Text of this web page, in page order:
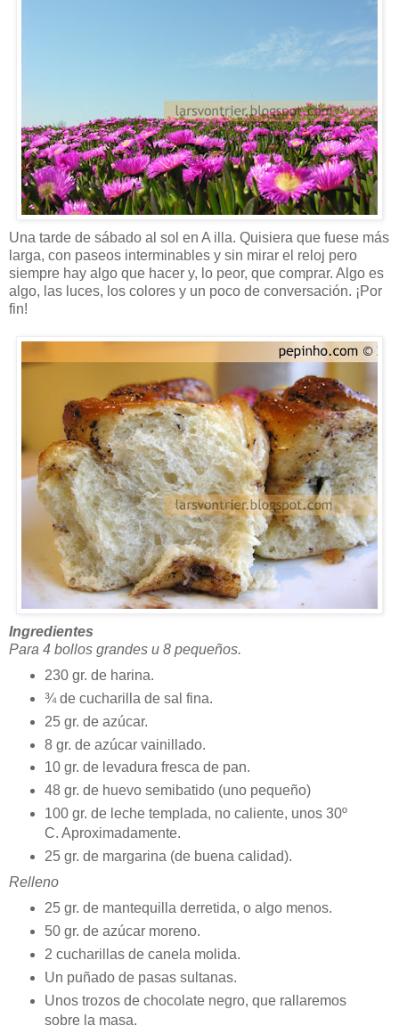
Una tarde de sábado al sol en A illa. Quisiera que fuese más
larga, con paseos interminables y sin mirar el reloj pero
siempre hay algo que hacer y, lo peor, que comprar. Algo es
algo, las luces, los colores y un poco de conversación. ¡Por
fin!
Ingredientes
Para 4 bollos grandes u 8 pequeños.
230 gr. de harina.
¾ de cucharilla de sal fina.
25 gr. de azúcar.
8 gr. de azúcar vainillado.
10 gr. de levadura fresca de pan.
48 gr. de huevo semibatido (uno pequeño)
100 gr. de leche templada, no caliente, unos 30º
C. Aproximadamente.
25 gr. de margarina (de buena calidad).
Relleno
25 gr. de mantequilla derretida, o algo menos.
50 gr. de azúcar moreno.
2 cucharillas de canela molida.
Un puñado de pasas sultanas.
Unos trozos de chocolate negro, que rallaremos
sobre la masa.